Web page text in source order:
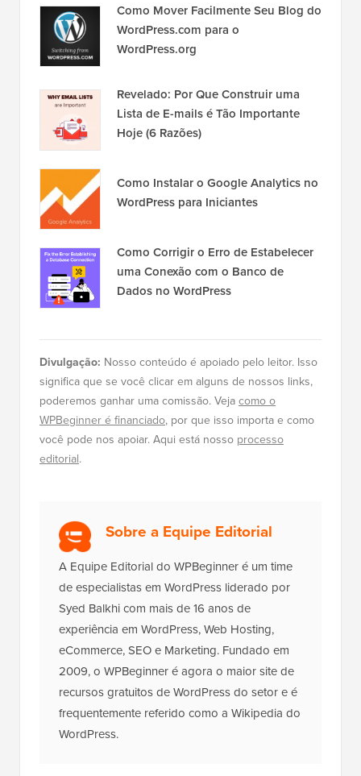
Como Mover Facilmente Seu Blog do
WordPress.com para o
WordPress.org
Revelado: Por Que Construir uma
Lista de E-mails é Tão Importante
Hoje (6 Razões)
Como Instalar o Google Analytics no
WordPress para Iniciantes
Como Corrigir o Erro de Estabelecer
uma Conexão com o Banco de
Dados no WordPress
Divulgação: Nosso conteúdo é apoiado pelo leitor. Isso
significa que se você clicar em alguns de nossos links,
poderemos ganhar uma comissão. Vejacomo o
WPBeginner é financiado, por que isso importa e como
você pode nos apoiar. Aqui está nosso processo
editorial.
Sobre a Equipe Editorial
A Equipe Editorial do WPBeginner é um time
de especialistas em WordPress liderado por
Syed Balkhi com mais de 16 anos de
experiência em WordPress, Web Hosting,
eCommerce, SEO e Marketing. Fundado em
2009, o WPBeginner é agora o maior site de
recursos gratuitos de WordPress do setor e é
frequentemente referido como a Wikipedia do
WordPress.